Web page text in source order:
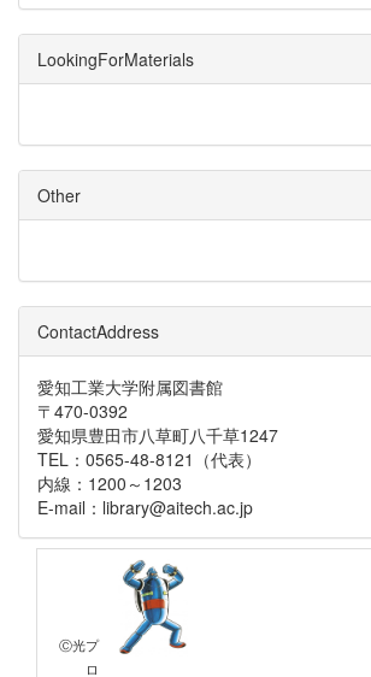
LookingForMaterials
Other
ContactAddress
愛知工業大学附属図書館
〒470-0392
愛知県豊田市八草町八千草1247
TEL：0565-48-8121（代表）
内線：1200～1203
E-mail：library@aitech.ac.jp
Ⓒ光プ
ロ